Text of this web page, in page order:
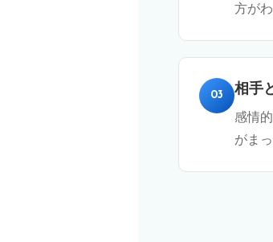
方が
03 相手
感情
がま